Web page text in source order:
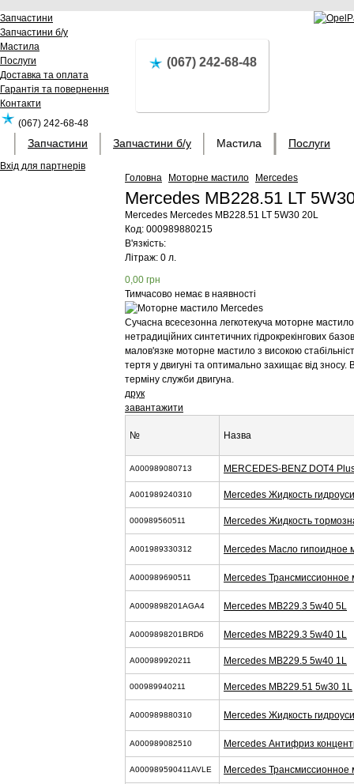
Запчастини
Запчастини б/у
Мастила
Послуги
Доставка та оплата
Гарантія та повернення
Контакти
(067) 242-68-48
Вхід для партнерів
(067) 242-68-48
Запчастини Запчастини б/у Мастила Послуги
Головна Моторне мастило Mercedes
Mercedes MB228.51 LT
Mercedes Mercedes MB228.51 LT 5W30 20L
Код: 000989880215
В'язкість:
Літраж: 0 л.
0,00 грн
Тимчасово немає в наявності
Сучасна всесезонна легкотекуча моторне
нетрадиційних синтетичних гідрокрекінгових
малов'язке моторне мастило з високою
тертя у двигуні та оптимально захищає від
терміну служби двигуна.
друк
завантажити
№ Назва
A000989080713 MERCEDES-BENZ DOT4
A001989240310 Mercedes Жидкость
000989560511 Mercedes Жидкость
A001989330312 Mercedes Масло гипоидное
A000989690511 Mercedes Трансмиссионное
A0009898201AGA4 Mercedes MB229.3 5w40 5L
A0009898201BRD6 Mercedes MB229.3 5w40 1L
A000989920211 Mercedes MB229.5 5w40 1L
000989940211 Mercedes MB229.51 5w30 1L
A000989880310 Mercedes Жидкость
A000989082510 Mercedes Антифриз
A000989590411AVLE Mercedes Трансмиссионное